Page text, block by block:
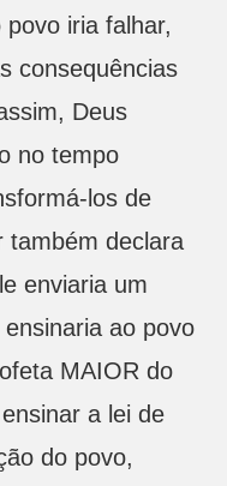
iria falhar,
consequências
Deus
no tempo
los de
também declara
enviaria um
ao povo
MAIOR do
a lei de
do povo,